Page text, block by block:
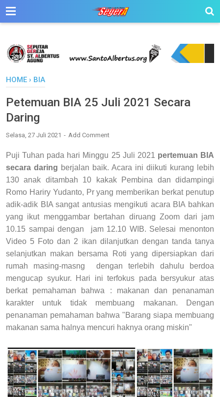
HOME › BIA
Petemuan BIA 25 Juli 2021 Secara
Daring
Selasa, 27 Juli 2021 Add Comment
Puji Tuhan pada hari Minggu 25 Juli 2021 pertemuan BIA
secara daring berjalan baik. Acara ini diikuti kurang lebih
130 anak ditambah 10 kakak Pembina dan didampingi
Romo Hariry Yudanto, Pr yang memberikan berkat penutup
adik-adik BIA sangat antusias mengikuti acara BIA bahkan
yang ikut menggambar bertahan diruang Zoom dari jam
10.15 sampai dengan jam 12.10 WIB. Selesai menonton
Video 5 Foto dan 2 ikan dilanjutkan dengan tanda tanya
selanjutkan makan bersama Roti yang dipersiapkan dari
rumah masing-masng dengan terlebih dahulu berdoa
mengucap syukur. Hari ini terfokus pada bersyukur atas
berkat pemahaman bahwa : makanan dan penanaman
karakter untuk tidak membuang makanan. Dengan
penanaman pemahaman bahwa "Barang siapa membuang
makanan sama halnya mencuri haknya orang miskin"